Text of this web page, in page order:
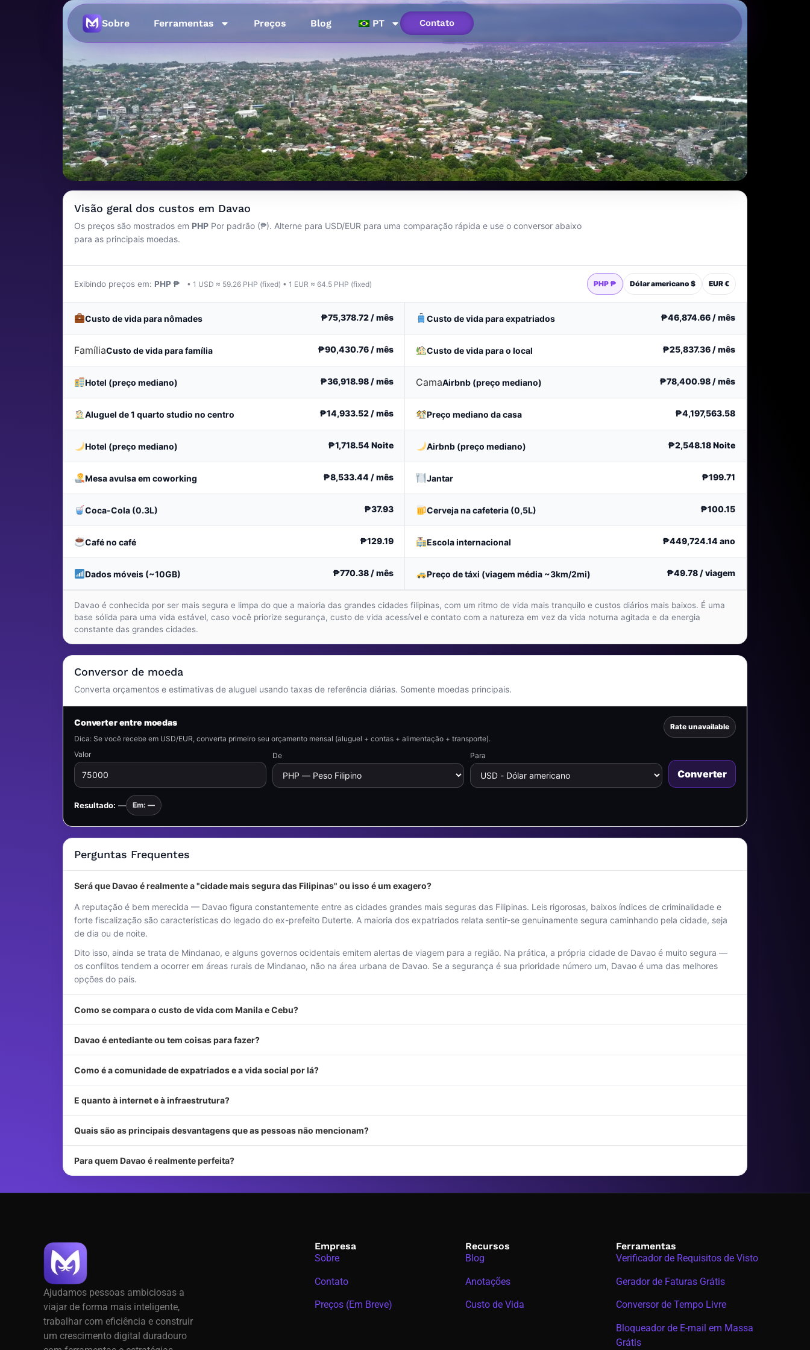
Sobre Ferramentas Preços Blog PT Contato
Imagem principal
Custo de vida em Davao
Filipinas
Visão geral dos custos em Davao
Os preços são mostrados em PHP Por padrão (₱). Alterne para USD/EUR para uma comparação rápida e use o conversor abaixo
para as principais moedas.
Exibindo preços em: PHP ₱ • 1 USD ≈ 59.26 PHP (fixed) • 1 EUR ≈ 64.5 PHP (fixed) PHP ₱ Dólar americano $ EUR €
Custo de vida para nômades ₱75,378.72 / mês
FamíliaCusto de vida para família ₱90,430.76 / mês
Hotel (preço mediano) ₱36,918.98 / mês
Aluguel de 1 quarto studio no centro ₱14,933.52 / mês
Hotel (preço mediano) ₱1,718.54Noite
Mesa avulsa em coworking ₱8,533.44 / mês
Coca-Cola (0.3L) ₱37.93
Café no café ₱129.19
Dados móveis (~10GB) ₱770.38 / mês
Custo de vida para expatriados ₱46,874.66 / mês
Custo de vida para o local ₱25,837.36 / mês
CamaAirbnb (preço mediano) ₱78,400.98 / mês
Preço mediano da casa ₱4,197,563.58
Airbnb (preço mediano) ₱2,548.18Noite
Jantar ₱199.71
Cerveja na cafeteria (0,5L) ₱100.15
Escola internacional ₱449,724.14ano
Preço de táxi (viagem média ~3km/2mi) ₱49.78 / viagem
Davao é conhecida por ser mais segura e limpa do que a maioria das grandes cidades filipinas, com um ritmo de vida mais tranquilo e custos diários mais baixos. É uma
base sólida para uma vida estável, caso você priorize segurança, custo de vida acessível e contato com a natureza em vez da vida noturna agitada e da energia
constante das grandes cidades.
Conversor de moeda
Converta orçamentos e estimativas de aluguel usando taxas de referência diárias. Somente moedas principais.
Converter entre moedas
Dica: Se você recebe em USD/EUR, converta primeiro seu orçamento mensal (aluguel + contas + alimentação + transporte).
Rate unavailable
Valor De Para
Converter
Resultado: — Em: —
Perguntas Frequentes
Será que Davao é realmente a "cidade mais segura das Filipinas" ou isso é um exagero?
A reputação é bem merecida — Davao figura constantemente entre as cidades grandes mais seguras das Filipinas. Leis rigorosas, baixos índices de criminalidade e
forte fiscalização são características do legado do ex-prefeito Duterte. A maioria dos expatriados relata sentir-se genuinamente segura caminhando pela cidade, seja
de dia ou de noite.
Dito isso, ainda se trata de Mindanao, e alguns governos ocidentais emitem alertas de viagem para a região. Na prática, a própria cidade de Davao é muito segura —
os conflitos tendem a ocorrer em áreas rurais de Mindanao, não na área urbana de Davao. Se a segurança é sua prioridade número um, Davao é uma das melhores
opções do país.
Como se compara o custo de vida com Manila e Cebu?
Davao é entediante ou tem coisas para fazer?
Como é a comunidade de expatriados e a vida social por lá?
E quanto à internet e à infraestrutura?
Quais são as principais desvantagens que as pessoas não mencionam?
Para quem Davao é realmente perfeita?
Ajudamos pessoas ambiciosas a
viajar de forma mais inteligente,
trabalhar com eficiência e construir
um crescimento digital duradouro
Empresa
Sobre
Contato
Preços (Em Breve)
Recursos
Blog
Anotações
Custo de Vida
Ferramentas
Verificador de Requisitos de Visto
Gerador de Faturas Grátis
Conversor de Tempo Livre
Bloqueador de E-mail em Massa
Grátis